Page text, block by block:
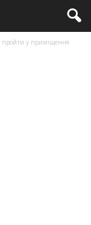
пройти у приміщення